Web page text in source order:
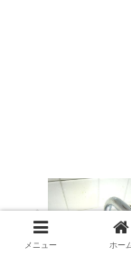
メニュー ホー